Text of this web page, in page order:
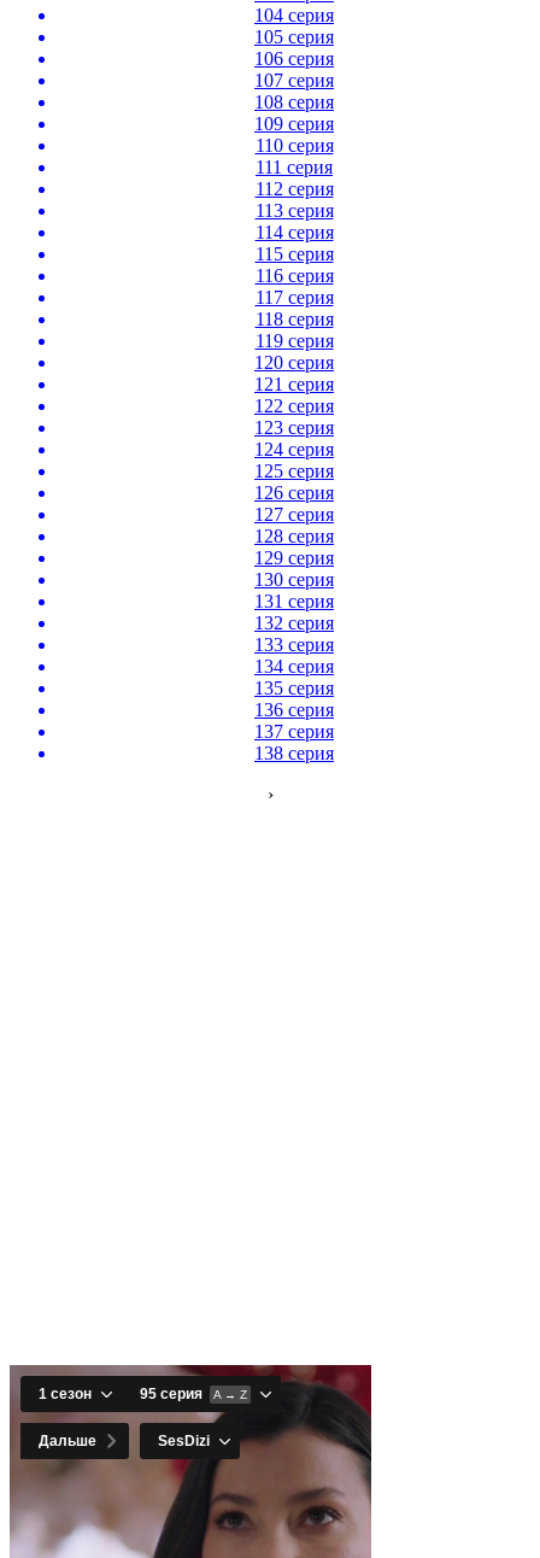
104 серия
105 серия
106 серия
107 серия
108 серия
109 серия
110 серия
111 серия
112 серия
113 серия
114 серия
115 серия
116 серия
117 серия
118 серия
119 серия
120 серия
121 серия
122 серия
123 серия
124 серия
125 серия
126 серия
127 серия
128 серия
129 серия
130 серия
131 серия
132 серия
133 серия
134 серия
135 серия
136 серия
137 серия
138 серия
›